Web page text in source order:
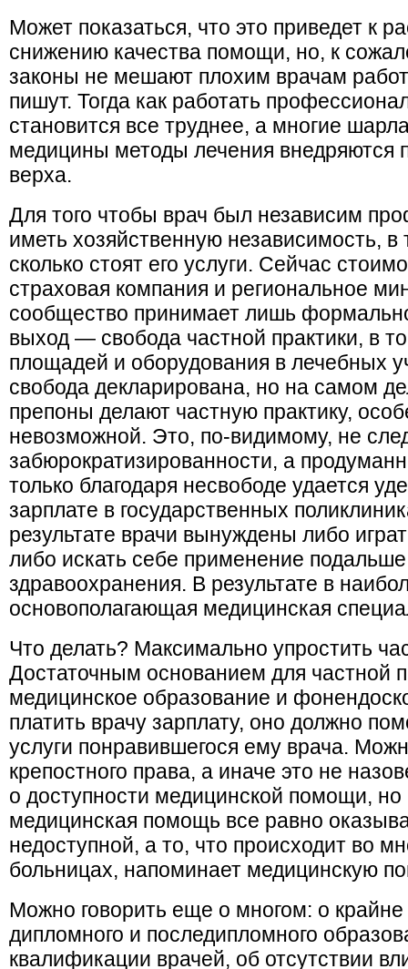
Может показаться, что это приведет к
снижению качества помощи, но, к
законы не мешают плохим врачам
пишут. Тогда как работать
становится все труднее, а многие
медицины методы ­лечения внедряются
верха.
Для того чтобы врач был независим
иметь хо­зяйственную независимость,
сколько стоят его услуги. Сейчас
страховая компания и региональное
сообщество принимает лишь
выход — свобода частной практики, в
площадей и оборудования в лечебных
свобода декларирована, но на самом
препоны делают частную практику,
невозможной. Это, по-видимому, не
забюрократизированности, а
только благодаря несвободе удается
зарплате в государственных
результате врачи вынуждены либо
либо искать себе применение подальше
здравоохранения. В результате в
основополагающая медицинская
Что делать? Максимально упростить
Достаточным основанием для частной
медицинское образование и
платить врачу зарплату, оно должно
услуги понравившегося ему врача.
крепостного права, а иначе это не
о доступности медицинской помощи, но
медицинская помощь все равно
недоступной, а то, что происходит во
больницах, напоминает медицинскую
Можно говорить еще о многом: о крайне
дипломного и последипломного
квалификации врачей, об отсутствии